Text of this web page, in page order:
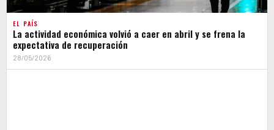
EL PAÍS
La actividad económica volvió a caer en abril y se frena la
expectativa de recuperación
28/05/2026